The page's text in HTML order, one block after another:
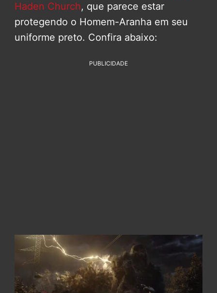
Haden Church, que parece estar
protegendo o Homem-Aranha em seu
uniforme preto. Confira abaixo:
PUBLICIDADE